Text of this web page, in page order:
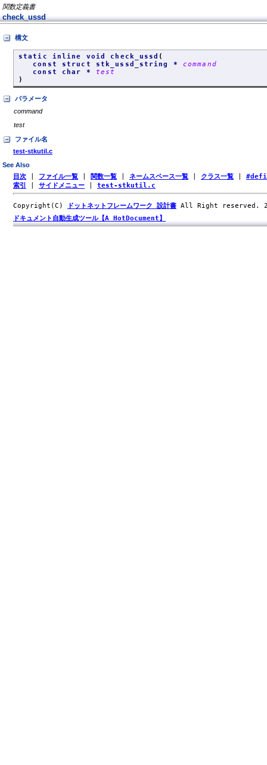
関数定義書
check_ussd
構文
static inline void check_ussd (
const struct stk_ussd_string * command
const char * test
)
パラメータ
command
test
ファイル名
test-stkutil.c
See Also
目次 ファイル一覧 関数一覧 ネームスペース一覧 クラス一覧
索引
サイドメニュー test-stkutil.c
Copyright(C) ドットネットフレームワーク 設計書 All Right reserved.
ドキュメント自動生成ツール【A HotDocument】